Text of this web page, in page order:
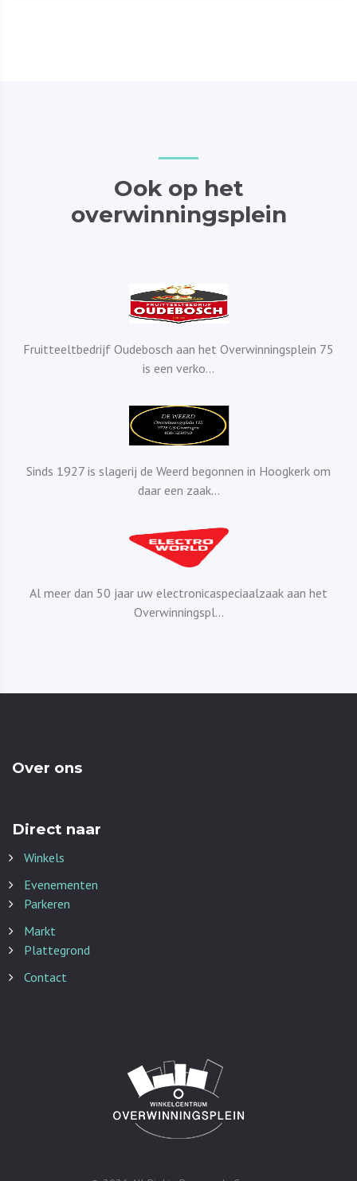
Ook op het
overwinningsplein
Fruitteeltbedrijf Oudebosch aan het Overwinningsplein 75
is een verko...
Sinds 1927 is slagerij de Weerd begonnen in Hoogkerk om
daar een zaak...
Al meer dan 50 jaar uw electronicaspeciaalzaak aan het
Overwinningspl...
Over ons
Direct naar
Winkels
Evenementen
Parkeren
Markt
Plattegrond
Contact